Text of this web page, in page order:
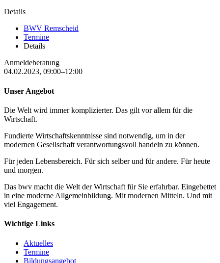
Details
BWV Remscheid
Termine
Details
Anmeldeberatung
04.02.2023, 09:00–12:00
Unser Angebot
Die Welt wird immer komplizierter. Das gilt vor allem für die
Wirtschaft.
Fundierte Wirtschaftskenntnisse sind notwendig, um in der
modernen Gesellschaft verantwortungsvoll handeln zu können.
Für jeden Lebensbereich. Für sich selber und für andere. Für heute
und morgen.
Das bwv macht die Welt der Wirtschaft für Sie erfahrbar. Eingebettet
in eine moderne Allgemeinbildung. Mit modernen Mitteln. Und mit
viel Engagement.
Wichtige Links
Aktuelles
Termine
Bildungsangebot